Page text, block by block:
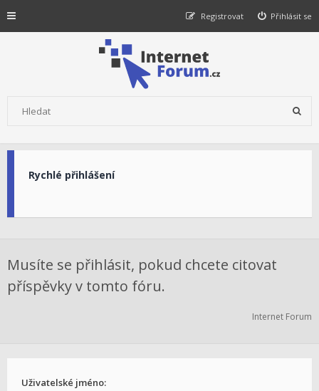
Přihlásit se
Registrovat
Rychlé přihlášení
Musíte se přihlásit, pokud chcete citovat
příspěvky v tomto fóru.
Internet Forum
Uživatelské jméno: